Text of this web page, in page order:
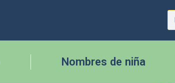
Nombres de niña